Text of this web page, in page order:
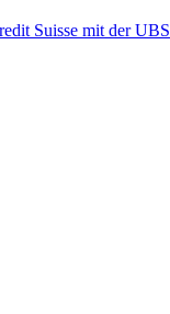
Suisse mit der UBS